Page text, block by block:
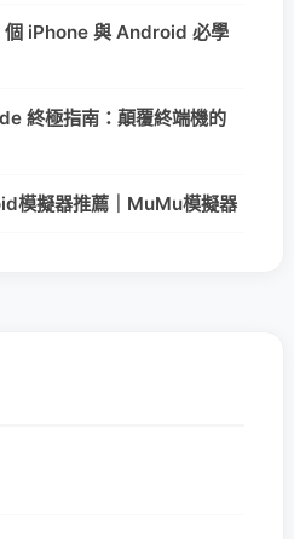
iPhone 與 Android 必學
終極指南：顛覆終端機的
模擬器推薦｜MuMu模擬器